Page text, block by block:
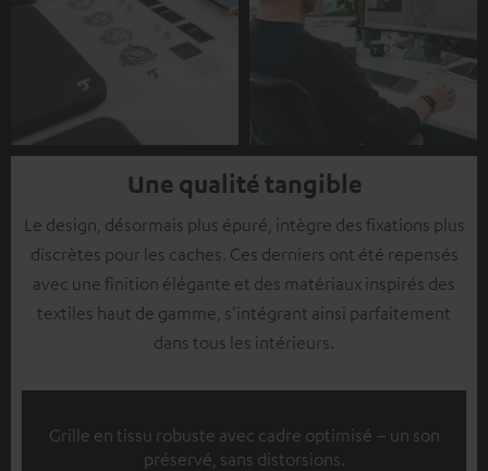
Une qualité tangible
Le design, désormais plus épuré, intègre des fixations plus
discrètes pour les caches. Ces derniers ont été repensés
avec une finition élégante et des matériaux inspirés des
textiles haut de gamme, s'intégrant ainsi parfaitement
dans tous les intérieurs.
Grille en tissu robuste avec cadre optimisé – un son
préservé, sans distorsions.